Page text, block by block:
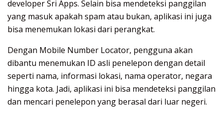
developer Sri Apps. Selain bisa mendeteksi panggilan
yang masuk apakah spam atau bukan, aplikasi ini juga
bisa menemukan lokasi dari perangkat.
Dengan Mobile Number Locator, pengguna akan
dibantu menemukan ID asli penelepon dengan detail
seperti nama, informasi lokasi, nama operator, negara
hingga kota. Jadi, aplikasi ini bisa mendeteksi panggilan
dan mencari penelepon yang berasal dari luar negeri.